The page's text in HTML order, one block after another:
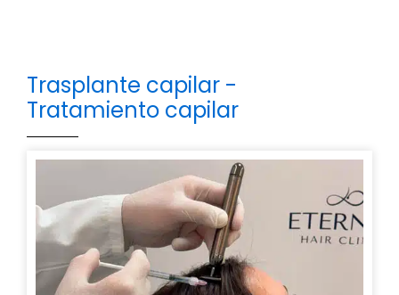
Trasplante capilar -
Tratamiento capilar